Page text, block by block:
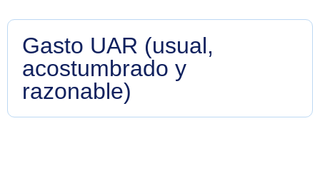
Gasto UAR (usual,
acostumbrado y
razonable)